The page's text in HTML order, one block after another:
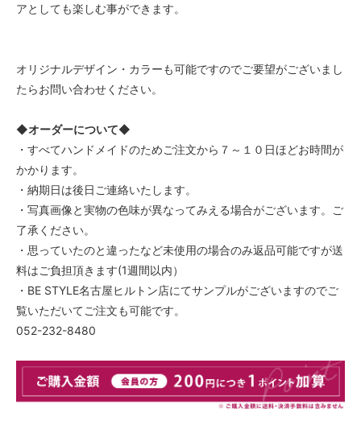
アとしても楽しむ事ができます。
オリジナルデザイン・カラーも可能ですのでご要望がございまし
たらお問い合わせください。
◆オーダーについて◆
・すべてハンドメイドのためご注文から７～１０日ほどお時間が
かかります。
・納期日は後日ご連絡いたします。
・写真画像と実物の色味が異なってみえる場合がございます。ご
了承ください。
・思っていたのと違ったなど未使用の場合のみ返品可能ですが送
料はご負担頂きます(1週間以内）
・BE STYLE名古屋ヒルトン店にてサンプルがございますのでご
覧いただいてご注文も可能です。
052-232-8480